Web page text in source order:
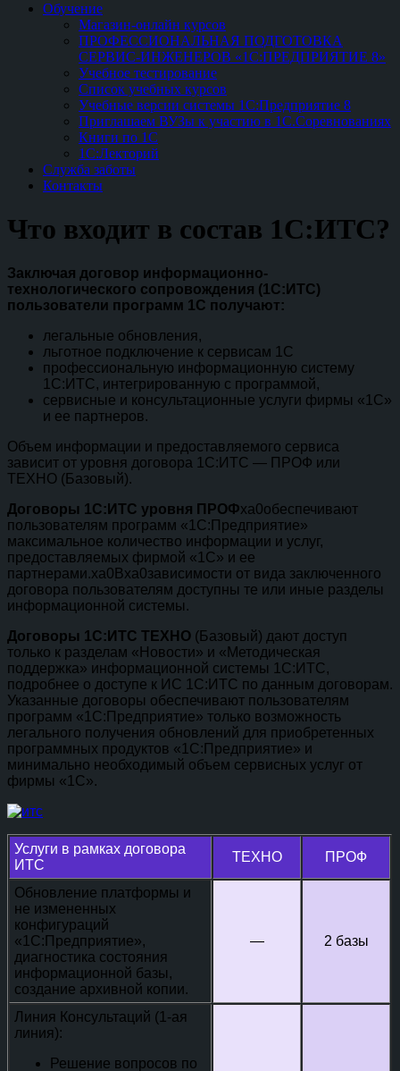
Обучение
Магазин-онлайн курсов
ПРОФЕССИОНАЛЬНАЯ ПОДГОТОВКА
СЕРВИС-ИНЖЕНЕРОВ «1С:ПРЕДПРИЯТИЕ 8»
Учебное тестирование
Список учебных курсов
Учебные версии системы 1С:Предприятие 8
Приглашаем ВУЗы к участию в 1С.Соревнованиях
Книги по 1С
1С:Лекторий
Служба заботы
Контакты
Что входит в состав 1С:ИТС?
Заключая договор информационно-
технологического сопровождения (1С:ИТС)
пользователи программ 1С получают:
легальные обновления,
льготное подключение к сервисам 1С
профессиональную информационную систему
1С:ИТС, интегрированную с программой,
сервисные и консультационные услуги фирмы «1С»
и ее партнеров.
Объем информации и предоставляемого сервиса
зависит от уровня договора 1С:ИТС — ПРОФ или
ТЕХНО (Базовый).
Договоры 1С:ИТС уровня ПРОФxa0обеспечивают
пользователям программ «1С:Предприятие»
максимальное количество информации и услуг,
предоставляемых фирмой «1С» и ее
партнерами.xa0Вxa0зависимости от вида заключенного
договора пользователям доступны те или иные разделы
информационной системы.
Договоры 1С:ИТС ТЕХНО (Базовый) дают доступ
только к разделам «Новости» и «Методическая
поддержка» информационной системы 1С:ИТС,
подробнее о доступе к ИС 1С:ИТС по данным договорам.
Указанные договоры обеспечивают пользователям
программ «1С:Предприятие» только возможность
легального получения обновлений для приобретенных
программных продуктов «1С:Предприятие» и
минимально необходимый объем сервисных услуг от
фирмы «1С».
Услуги в рамках договора
ИТС
ТЕХНО ПРОФ
Обновление платформы и
не измененных
конфигураций
«1С:Предприятие»,
диагностика состояния
информационной базы,
создание архивной копии.
— 2 базы
Линия Консультаций (1-ая
линия):
Решение вопросов по